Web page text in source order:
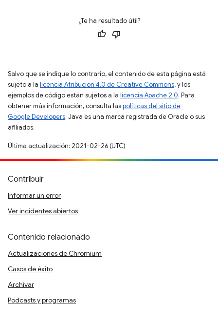
¿Te ha resultado útil?
Salvo que se indique lo contrario, el contenido de esta página está
sujeto a la licencia Atribución 4.0 de Creative Commons, y los
ejemplos de código están sujetos a la licencia Apache 2.0. Para
obtener más información, consulta laspolíticas del sitio de
Google Developers. Java es una marca registrada de Oracle o sus
afiliados.
Última actualización: 2021-02-26 (UTC)
Contribuir
Informar un error
Ver incidentes abiertos
Contenido relacionado
Actualizaciones de Chromium
Casos de éxito
Archivar
Podcasts y programas